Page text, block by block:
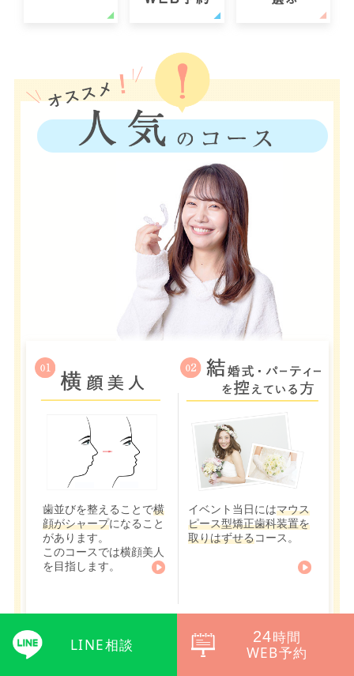
歯並びを整えることで横
顔がシャープになること
があります。
このコースでは横顔美人
を目指します。
イベント当日にはマウス
ピース型矯正歯科装置を
取りはずせるコース。
LINE相談 24時間
WEB予約